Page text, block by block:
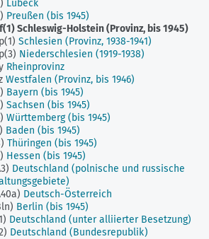
Lübeck
Preußen (bis 1945)
Schleswig-Holstein (Provinz, bis 1945)
Schlesien (Provinz, 1938-1941)
Niederschlesien (1919-1938)
Rheinprovinz
Westfalen (Provinz, bis 1946)
Bayern (bis 1945)
Sachsen (bis 1945)
Württemberg (bis 1945)
Baden (bis 1945)
Thüringen (bis 1945)
Hessen (bis 1945)
Deutschland (polnische und russische
Deutsch-Österreich
Berlin (bis 1945)
Deutschland (unter alliierter Besetzung)
Deutschland (Bundesrepublik)